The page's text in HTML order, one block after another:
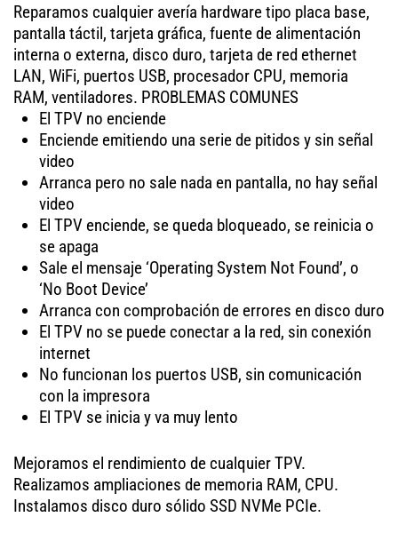
Reparamos cualquier avería hardware tipo placa base,
pantalla táctil, tarjeta gráfica, fuente de alimentación
interna o externa, disco duro, tarjeta de red ethernet
LAN, WiFi, puertos USB, procesador CPU, memoria
RAM, ventiladores. PROBLEMAS COMUNES
El TPV no enciende
Enciende emitiendo una serie de pitidos y sin señal
video
Arranca pero no sale nada en pantalla, no hay señal
video
El TPV enciende, se queda bloqueado, se reinicia o
se apaga
Sale el mensaje ‘Operating System Not Found’, o
‘No Boot Device’
Arranca con comprobación de errores en disco duro
El TPV no se puede conectar a la red, sin conexión
internet
No funcionan los puertos USB, sin comunicación
con la impresora
El TPV se inicia y va muy lento
Mejoramos el rendimiento de cualquier TPV.
Realizamos ampliaciones de memoria RAM, CPU.
Instalamos disco duro sólido SSD NVMe PCIe.